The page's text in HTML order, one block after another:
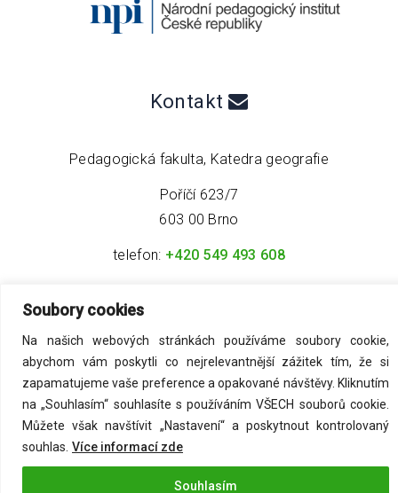
Soubory cookies
Na našich webových stránkách používáme soubory cookie,
abychom vám poskytli co nejrelevantnější zážitek tím, že si
zapamatujeme vaše preference a opakované návštěvy. Kliknutím
na „Souhlasím“ souhlasíte s používáním VŠECH souborů cookie.
Můžete však navštívit „Nastavení“ a poskytnout kontrolovaný
souhlas. Více informací zde
Souhlasím
Kontakt
Pedagogická fakulta, Katedra geografie
Poříčí 623/7
603 00 Brno
telefon: +420 549 493 608
© 2026 Acmark s.r.o . All Rights Reserved.
Zásady ochrany osobních údajů